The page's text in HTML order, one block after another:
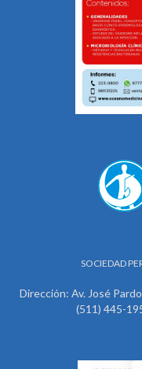
SOCIEDAD
Dirección: Av. José
(511) 445-